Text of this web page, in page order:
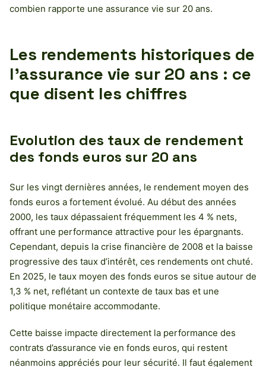
combien rapporte une assurance vie sur 20 ans.
Les rendements historiques de
l’assurance vie sur 20 ans : ce
que disent les chiffres
Evolution des taux de rendement
des fonds euros sur 20 ans
Sur les vingt dernières années, le rendement moyen des
fonds euros a fortement évolué. Au début des années
2000, les taux dépassaient fréquemment les 4 % nets,
offrant une performance attractive pour les épargnants.
Cependant, depuis la crise financière de 2008 et la baisse
progressive des taux d’intérêt, ces rendements ont chuté.
En 2025, le taux moyen des fonds euros se situe autour de
1,3 % net, reflétant un contexte de taux bas et une
politique monétaire accommodante.
Cette baisse impacte directement la performance des
contrats d’assurance vie en fonds euros, qui restent
néanmoins appréciés pour leur sécurité. Il faut également